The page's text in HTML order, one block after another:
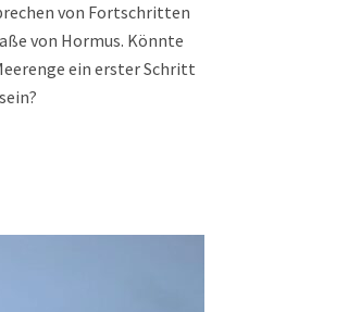
von Fortschritten
von Hormus. Könnte
ein erster Schritt